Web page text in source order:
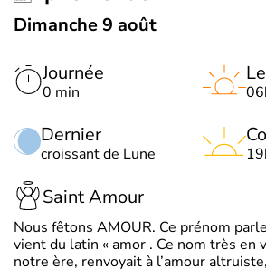
Dimanche 9 août
Journée
0 min
Dernier
croissant de Lune
Saint Amour
Nous fêtons AMOUR. Ce prénom
vient du latin « amor . Ce nom très en
notre ère, renvoyait à l’amour